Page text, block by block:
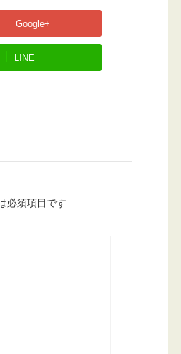
Google+
LINE
必須項目です